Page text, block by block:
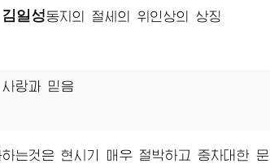
김일성동지 의 절세의 위인상의 상징
랑과 믿음
는것은 현시기 매우 절박하고 중차대한 문